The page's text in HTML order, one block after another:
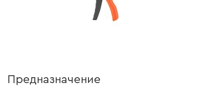
Предназначение